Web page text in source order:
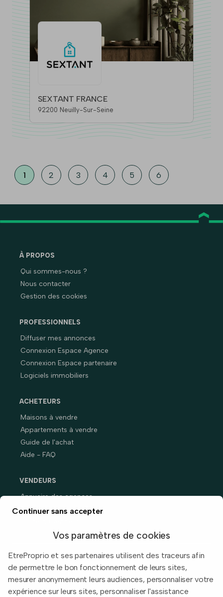
SEXTANT FRANCE
92200 Neuilly-Sur-Seine
1 2 3 4 5 6
À PROPOS
Qui sommes-nous ?
Nous contacter
Gestion des cookies
PROFESSIONNELS
Diffuser mes annonces
Connexion Espace Agence
Connexion Espace partenaire
Logiciels immobiliers
ACHETEURS
Maisons à vendre
Appartements à vendre
Guide de l'achat
Aide - FAQ
VENDEURS
Annuaire des agences
Prix immobiliers en France
Informations légales
Continuer sans accepter
Vos paramètres de cookies
EtreProprio et ses partenaires utilisent des traceurs afin
de permettre le bon fonctionnement de leurs sites,
mesurer anonymement leurs audiences, personnaliser votre
expérience sur leurs sites, personnaliser l'assistance